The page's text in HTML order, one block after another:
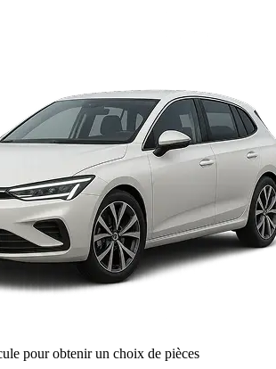
pour obtenir un choix de pièces